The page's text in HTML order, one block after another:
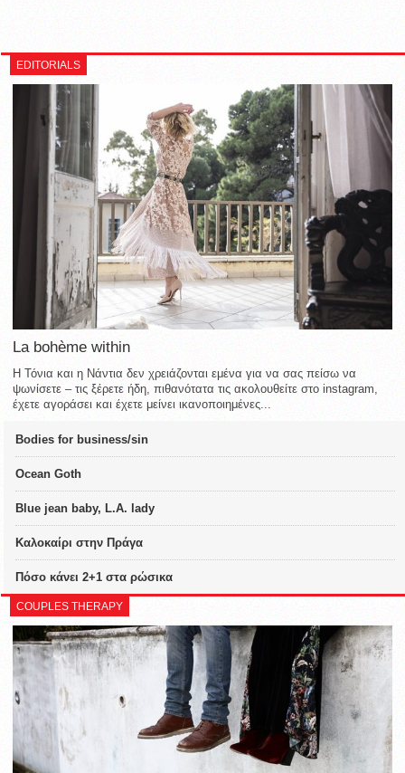
EDITORIALS
La bohème within
Η Τόνια και η Νάντια δεν χρειάζονται εμένα για να σας πείσω να
ψωνίσετε – τις ξέρετε ήδη, πιθανότατα τις ακολουθείτε στο instagram,
έχετε αγοράσει και έχετε μείνει ικανοποιημένες...
Bodies for business/sin
Ocean Goth
Blue jean baby, L.A. lady
Καλοκαίρι στην Πράγα
Πόσο κάνει 2+1 στα ρώσικα
COUPLES THERAPY